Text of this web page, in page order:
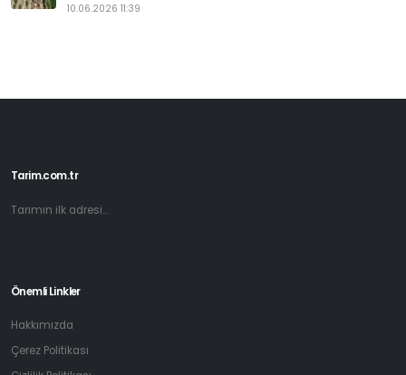
10.06.2026 11:39
Tarim.com.tr
Tarımın ilk adresi...
Önemli Linkler
Hakkımızda
Çerez Politikası